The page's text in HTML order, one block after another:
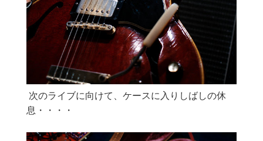
次のライブに向けて、ケースに入りしばしの休
息・・・・